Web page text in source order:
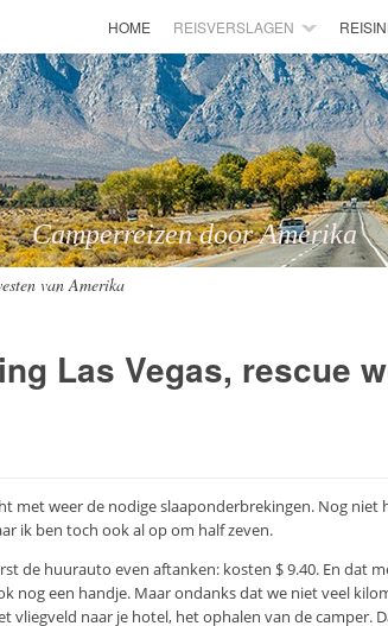
door Amerika
van Amerika
HOME REISVERSLAGEN
Las Vegas, rescue
met weer de nodige slaaponderbrekingen. Nog
ik ben toch ook al op om half zeven.
de huurauto even aftanken: kosten $ 9.40. En dat
nog een handje. Maar ondanks dat we niet veel
vliegveld naar je hotel, het ophalen van de camper.